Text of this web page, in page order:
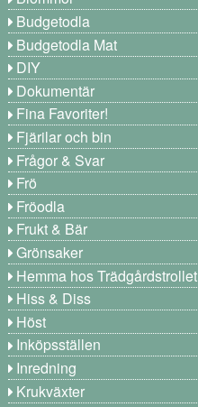
Budgetodla
Budgetodla Mat
DIY
Dokumentär
Fina Favoriter!
Fjärilar och bin
Frågor & Svar
Frö
Fröodla
Frukt & Bär
Grönsaker
Hemma hos Trädgårdstrollet
Hiss & Diss
Höst
Inköpsställen
Inredning
Krukväxter